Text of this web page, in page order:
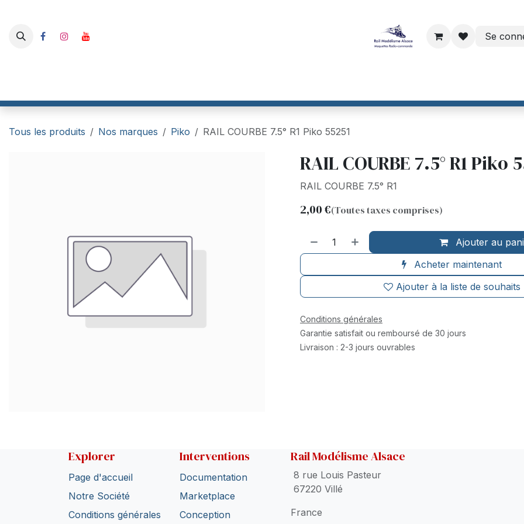
Se
Tous les produits Nos marques Piko RAIL COURBE 7.5° R1 Piko 55251
RAIL COURBE 7.5° R1 Piko
RAIL COURBE 7.5° R1
2,00€(Toutes taxes comprises)
Ajouter au
Acheter maintenant
Ajouter à la liste de souhaits
Conditions générales
Garantie satisfait ou remboursé de 30 jours
Livraison : 2-3 jours ouvrables
Explorer
Page d'accueil
Notre Société
Conditions générales
Interventions
Documentation
Marketplace
Conception
Rail Modélisme Alsace
8 rue Louis Pasteur
67220 Villé
France